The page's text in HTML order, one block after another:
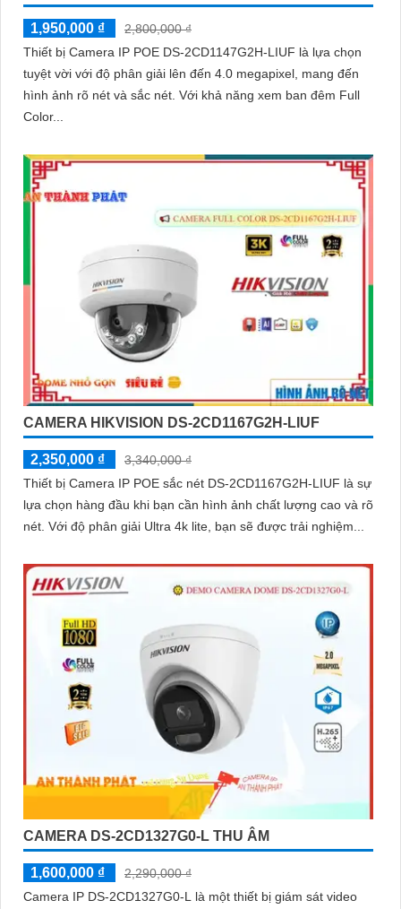
1,950,000 ₫
2,800,000 ₫
Thiết bị Camera IP POE DS-2CD1147G2H-LIUF là lựa chọn
tuyệt vời với độ phân giải lên đến 4.0 megapixel, mang đến
hình ảnh rõ nét và sắc nét. Với khả năng xem ban đêm Full
Color...
CAMERA HIKVISION DS-2CD1167G2H-LIUF
2,350,000 ₫
3,340,000 ₫
Thiết bị Camera IP POE sắc nét DS-2CD1167G2H-LIUF là sự
lựa chọn hàng đầu khi bạn cần hình ảnh chất lượng cao và rõ
nét. Với độ phân giải Ultra 4k lite, bạn sẽ được trải nghiệm...
CAMERA DS-2CD1327G0-L THU ÂM
1,600,000 ₫
2,290,000 ₫
Camera IP DS-2CD1327G0-L là một thiết bị giám sát video